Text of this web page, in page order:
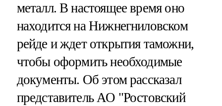
металл. В настоящее время оно
находится на Нижнегниловском
рейде и ждет открытия таможни,
чтобы оформить необходимые
документы. Об этом рассказал
представитель АО "Ростовский